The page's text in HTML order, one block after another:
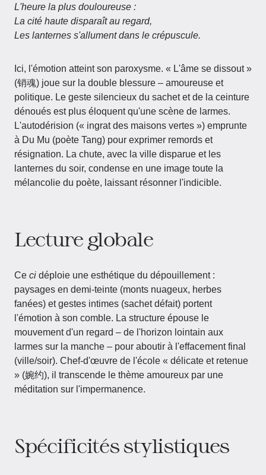
L'heure la plus douloureuse :
La cité haute disparaît au regard,
Les lanternes s'allument dans le crépuscule.
Ici, l'émotion atteint son paroxysme. « L'âme se dissout »
(销魂) joue sur la double blessure – amoureuse et
politique. Le geste silencieux du sachet et de la ceinture
dénoués est plus éloquent qu'une scène de larmes.
L'autodérision (« ingrat des maisons vertes ») emprunte
à Du Mu (poète Tang) pour exprimer remords et
résignation. La chute, avec la ville disparue et les
lanternes du soir, condense en une image toute la
mélancolie du poète, laissant résonner l'indicible.
Lecture globale
Ce ci déploie une esthétique du dépouillement :
paysages en demi-teinte (monts nuageux, herbes
fanées) et gestes intimes (sachet défait) portent
l'émotion à son comble. La structure épouse le
mouvement d'un regard – de l'horizon lointain aux
larmes sur la manche – pour aboutir à l'effacement final
(ville/soir). Chef-d'œuvre de l'école « délicate et retenue
» (婉约), il transcende le thème amoureux par une
méditation sur l'impermanence.
Spécificités stylistiques